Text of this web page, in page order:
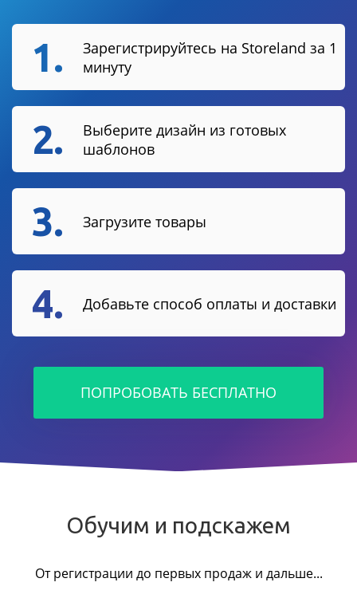
1.
Зарегистрируйтесь на Storeland за 1
минуту
2.
Выберите дизайн из готовых
шаблонов
3. Загрузите товары
4. Добавьте способ оплаты и доставки
ПОПРОБОВАТЬ БЕСПЛАТНО
Обучим и подскажем
От регистрации до первых продаж и дальше...